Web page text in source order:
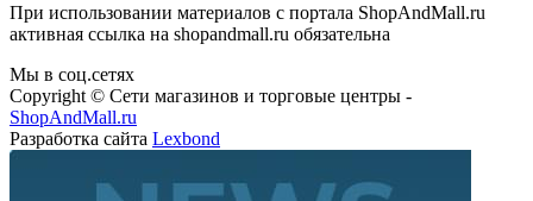
При использовании материалов с портала ShopAndMall.ru
активная ссылка на shopandmall.ru обязательна
Мы в соц.сетях
Copyright © Сети магазинов и торговые центры -
ShopAndMall.ru
Разработка сайта Lexbond